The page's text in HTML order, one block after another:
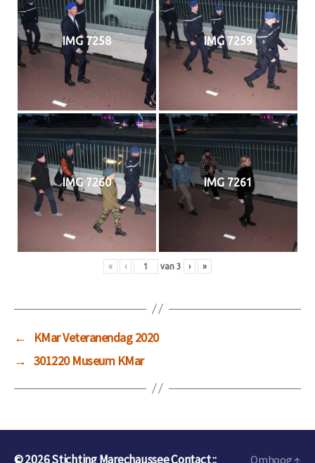
IMG 7258 IMG 7259
IMG 7260 IMG 7261
« ‹ van 3 › »
←
KMar Veteranendag 2020
→ 301220 Museum KMar
© 2026Stichting Marechaussee Contact :: Omhoog↑